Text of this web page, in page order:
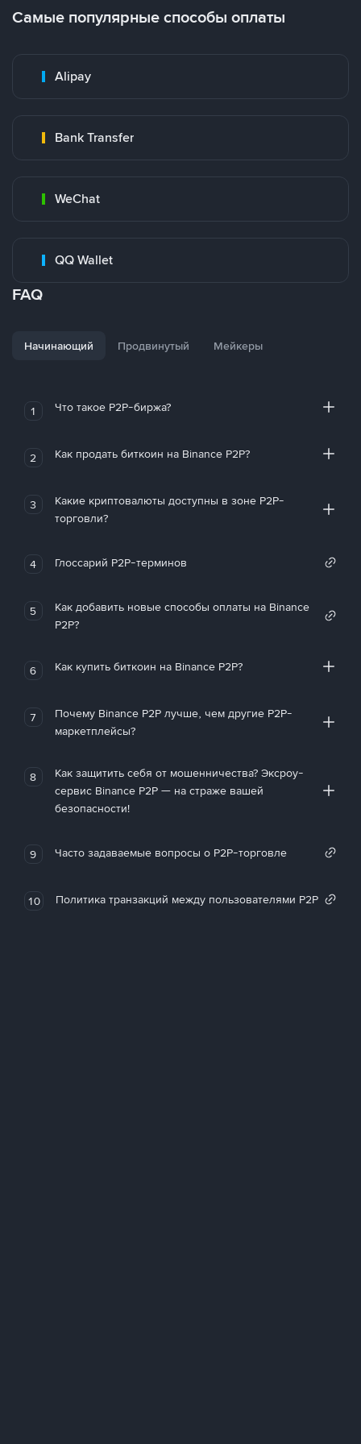
Самые популярные способы оплаты
Alipay
Bank Transfer
WeChat
QQ Wallet
FAQ
Начинающий Продвинутый Мейкеры
1 Что такое P2P-биржа?
2 Как продать биткоин на Binance P2P?
3
Какие криптовалюты доступны в зоне P2P-
торговли?
4 Глоссарий P2P-терминов
5
Как добавить новые способы оплаты на Binance
P2P?
6 Как купить биткоин на Binance P2P?
7
Почему Binance P2P лучше, чем другие P2P-
маркетплейсы?
8
Как защитить себя от мошенничества? Эксроу-
сервис Binance P2P — на страже вашей
безопасности!
9 Часто задаваемые вопросы о P2P-торговле
10 Политика транзакций между пользователями P2P